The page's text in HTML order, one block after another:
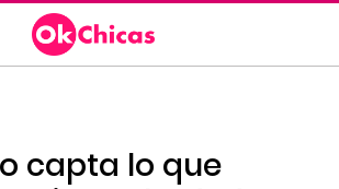
capta lo que